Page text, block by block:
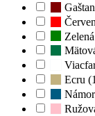
Ecru